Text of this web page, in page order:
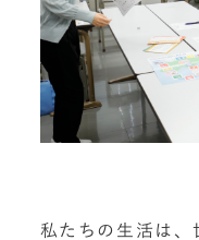
私たちの生活は、